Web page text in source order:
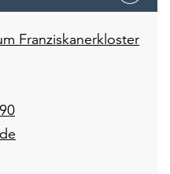
Franziskanerkloster